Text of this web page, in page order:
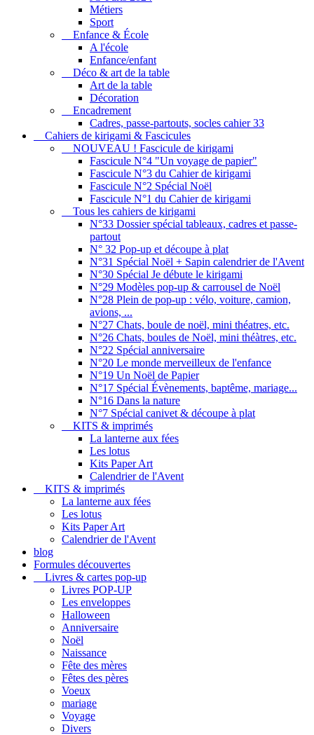
Métiers
Sport
Enfance & École
A l'école
Enfance/enfant
Déco & art de la table
Art de la table
Décoration
Encadrement
Cadres, passe-partouts, socles cahier 33
Cahiers de kirigami & Fascicules
NOUVEAU ! Fascicule de kirigami
Fascicule N°4 "Un voyage de papier"
Fascicule N°3 du Cahier de kirigami
Fascicule N°2 Spécial Noël
Fascicule N°1 du Cahier de kirigami
Tous les cahiers de kirigami
N°33 Dossier spécial tableaux, cadres et passe-
partout
N° 32 Pop-up et découpe à plat
N°31 Spécial Noël + Sapin calendrier de l'Avent
N°30 Spécial Je débute le kirigami
N°29 Modèles pop-up & carrousel de Noël
N°28 Plein de pop-up : vélo, voiture, camion,
avions, ...
N°27 Chats, boule de noël, mini théatres, etc.
N°26 Chats, boules de Noël, mini théàtres, etc.
N°22 Spécial anniversaire
N°20 Le monde merveilleux de l'enfance
N°19 Un Noël de Papier
N°17 Spécial Évènements, baptême, mariage...
N°16 Dans la nature
N°7 Spécial canivet & découpe à plat
KITS & imprimés
La lanterne aux fées
Les lotus
Kits Paper Art
Calendrier de l'Avent
KITS & imprimés
La lanterne aux fées
Les lotus
Kits Paper Art
Calendrier de l'Avent
blog
Formules découvertes
Livres & cartes pop-up
Livres POP-UP
Les enveloppes
Halloween
Anniversaire
Noël
Naissance
Fête des mères
Fêtes des pères
Voeux
mariage
Voyage
Divers